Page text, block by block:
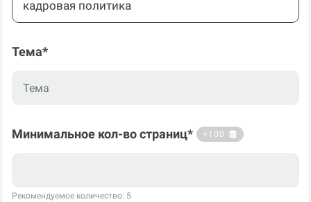
Тема*
Минимальное кол-во страниц* +100
Рекомендуемое количество: 5